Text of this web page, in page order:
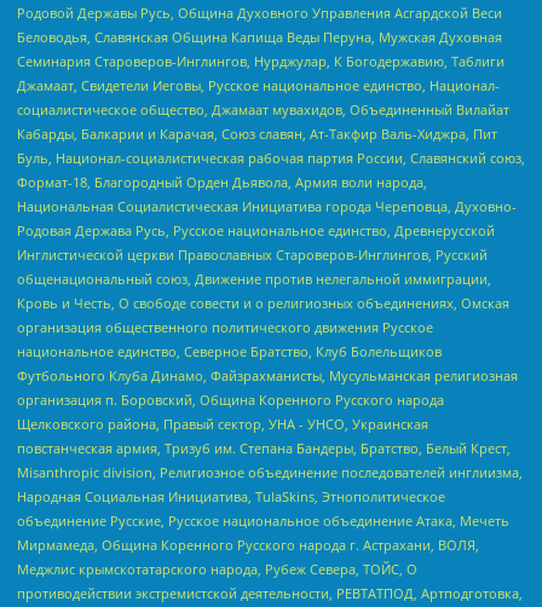
Родовой Державы Русь, Община Духовного Управления Асгардской Веси
Беловодья, Славянская Община Капища Веды Перуна, Мужская Духовная
Семинария Староверов-Инглингов, Нурджулар, К Богодержавию, Таблиги
Джамаат, Свидетели Иеговы, Русское национальное единство, Национал-
социалистическое общество, Джамаат мувахидов, Объединенный Вилайат
Кабарды, Балкарии и Карачая, Союз славян, Ат-Такфир Валь-Хиджра, Пит
Буль, Национал-социалистическая рабочая партия России, Славянский союз,
Формат-18, Благородный Орден Дьявола, Армия воли народа,
Национальная Социалистическая Инициатива города Череповца, Духовно-
Родовая Держава Русь, Русское национальное единство, Древнерусской
Инглистической церкви Православных Староверов-Инглингов, Русский
общенациональный союз, Движение против нелегальной иммиграции,
Кровь и Честь, О свободе совести и о религиозных объединениях, Омская
организация общественного политического движения Русское
национальное единство, Северное Братство, Клуб Болельщиков
Футбольного Клуба Динамо, Файзрахманисты, Мусульманская религиозная
организация п. Боровский, Община Коренного Русского народа
Щелковского района, Правый сектор, УНА - УНСО, Украинская
повстанческая армия, Тризуб им. Степана Бандеры, Братство, Белый Крест,
Misanthropic division, Религиозное объединение последователей инглиизма,
Народная Социальная Инициатива, TulaSkins, Этнополитическое
объединение Русские, Русское национальное объединение Атака, Мечеть
Мирмамеда, Община Коренного Русского народа г. Астрахани, ВОЛЯ,
Меджлис крымскотатарского народа, Рубеж Севера, ТОЙС, О
противодействии экстремистской деятельности, РЕВТАТПОД, Артподготовка,